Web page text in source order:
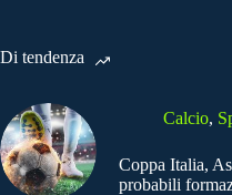
Di tendenza
Calcio,
Coppa Italia,
probabili